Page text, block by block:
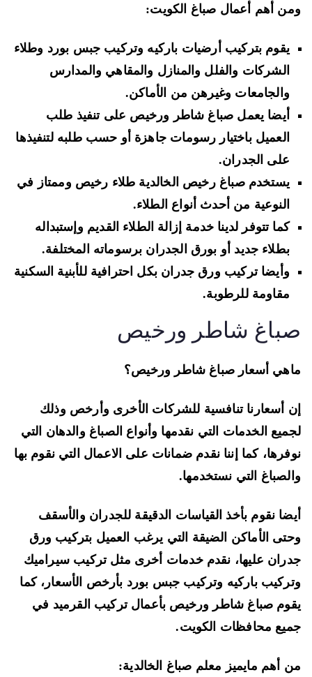
أهم أعمال صباغ الكويت:
يقوم بتركيب أرضيات باركيه وتركيب جبس بورد وطلاء
الشركات والفلل والمنازل والمقاهي والمدارس
والجامعات وغيرهن من الأماكن.
أيضا يعمل صباغ شاطر ورخيص على تنفيذ طلب
العميل باختيار رسومات جاهزة أو حسب طلبه لتنفيذها
على الجدران.
يستخدم صباغ رخيص الخالدية طلاء رخيص وممتاز في
النوعية من أحدث أنواع الطلاء.
كما تتوفر لدينا خدمة إزالة الطلاء القديم وإستبداله
بطلاء جديد أو بورق الجدران برسوماته المختلفة.
وأيضا تركيب ورق جدران بكل احترافية للأبنية السكنية
مقاومة للرطوبة.
شاطر ورخيص
أسعار صباغ شاطر ورخيص؟
أسعارنا تنافسية للشركات الأخرى وأرخص وذلك
الخدمات التي نقدمها وأنواع الصباغ والدهان التي
كما إننا نقدم ضمانات على الاعمال التي نقوم بها
التي نستخدمها.
نقوم بأخذ القياسات الدقيقة للجدران والأسقف
الأماكن الضيقة التي يرغب العميل بتركيب ورق
عليها، نقدم خدمات أخرى مثل تركيب سيراميك
باركيه وتركيب جبس بورد بأرخص الأسعار، كما
صباغ شاطر ورخيص بأعمال تركيب القرميد في
محافظات الكويت.
أهم مايميز معلم صباغ الخالدية: